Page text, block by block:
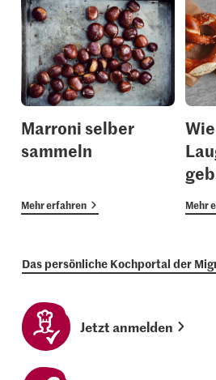
Marroni selber
sammeln
Mehr erfahren Mehr
Das persönliche Kochportal der
Jetzt anmelden